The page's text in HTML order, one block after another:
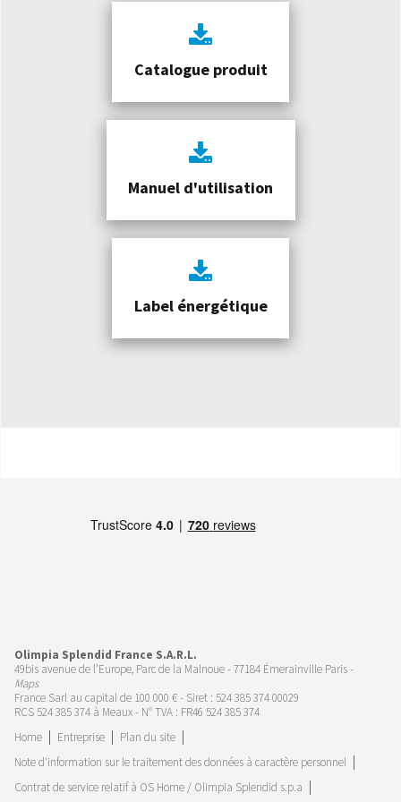
Catalogue produit
Manuel d'utilisation
Label énergétique
Olimpia Splendid France S.A.R.L.
49bis avenue de l’Europe, Parc de la Malnoue - 77184 Émerainville Paris -
Maps
France Sarl au capital de 100 000 € - Siret : 524 385 374 00029
RCS 524 385 374 à Meaux - N° TVA : FR46 524 385 374
Home
Entreprise
Plan du site
Note d'information sur le traitement des données à caractère personnel
Contrat de service relatif à OS Home / Olimpia Splendid s.p.a